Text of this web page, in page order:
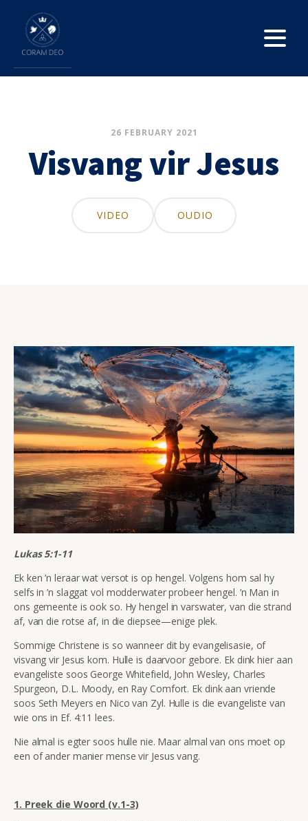
26 FEBRUARY 2021
Visvang vir Jesus
VIDEO OUDIO
Lukas 5:1-11
Ek ken ’n leraar wat versot is op hengel. Volgens hom sal hy
selfs in ’n slaggat vol modderwater probeer hengel. ’n Man in
ons gemeente is ook so. Hy hengel in varswater, van die strand
af, van die rotse af, in die diepsee—enige plek.
Sommige Christene is so wanneer dit by evangelisasie, of
visvang vir Jesus kom. Hulle is daarvoor gebore. Ek dink hier aan
evangeliste soos George Whitefield, John Wesley, Charles
Spurgeon, D.L. Moody, en Ray Comfort. Ek dink aan vriende
soos Seth Meyers en Nico van Zyl. Hulle is die evangeliste van
wie ons in Ef. 4:11 lees.
Nie almal is egter soos hulle nie. Maar almal van ons moet op
een of ander manier mense vir Jesus vang.
1. Preek die Woord (v.1-3)